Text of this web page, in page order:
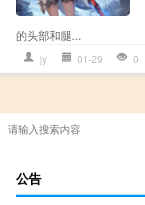
的头部和腿...
jy 01-29 0
公告